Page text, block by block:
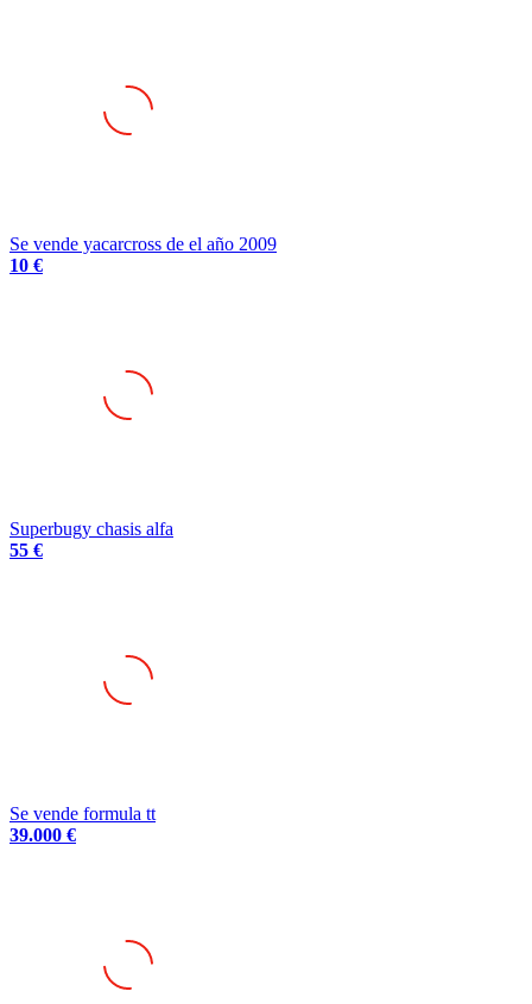
Se vende yacarcross de el año 2009
10 €
Superbugy chasis alfa
55 €
Se vende formula tt
39.000 €